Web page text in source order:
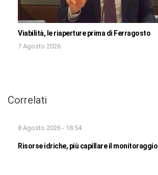
Viabilità, le riaperture prima di Ferragosto
7 Agosto 2026
Correlati
8 Agosto 2026 - 18:54
Risorse idriche, più capillare il monitoraggio